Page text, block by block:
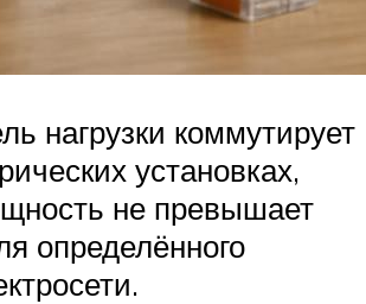
нагрузки коммутирует
установках,
не превышает
определённого